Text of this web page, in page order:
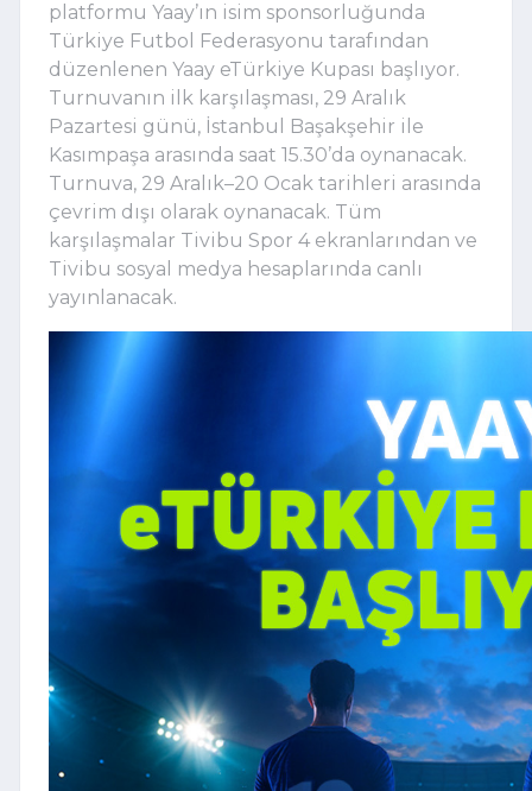
platformu Yaay’ın isim sponsorluğunda
Türkiye Futbol Federasyonu tarafından
düzenlenen Yaay eTürkiye Kupası başlıyor.
Turnuvanın ilk karşılaşması, 29 Aralık
Pazartesi günü, İstanbul Başakşehir ile
Kasımpaşa arasında saat 15.30’da oynanacak.
Turnuva, 29 Aralık–20 Ocak tarihleri arasında
çevrim dışı olarak oynanacak. Tüm
karşılaşmalar Tivibu Spor 4 ekranlarından ve
Tivibu sosyal medya hesaplarında canlı
yayınlanacak.